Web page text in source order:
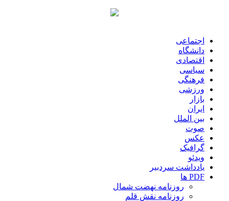
اجتماعی
دانشگاه
اقتصادی
سیاسی
فرهنگی
ورزشی
بازار
ایران
بین الملل
صوت
عکس
گرافیک
ویدئو
یادداشت سردبیر
PDF ها
روزنامه نهضت شمال
روزنامه نقش قلم